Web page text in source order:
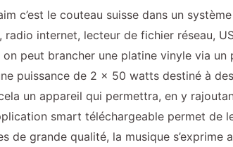
c’est le couteau suisse dans un
internet, lecteur de fichier réseau,
peut brancher une platine vinyle via
puissance de 2 x 50 watts destiné à
un appareil qui permettra, en y
smart téléchargeable permet de
grande qualité, la musique s’exprime